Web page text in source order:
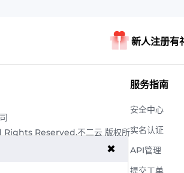
新人注册有
Reserved.不二云 版权所
服务指南
安全中心
实名认证
API管理
提交工单
✖